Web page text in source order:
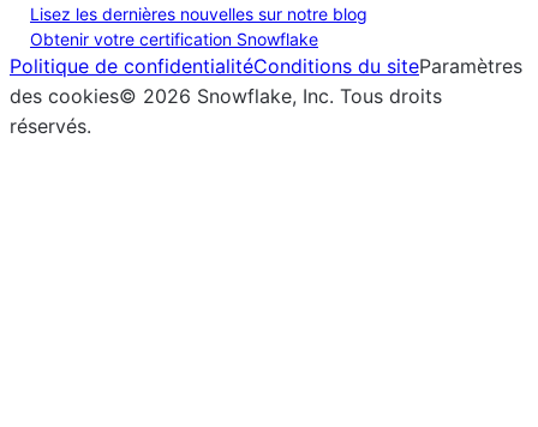
Lisez les dernières nouvelles sur notre blog
Obtenir votre certification Snowflake
Politique de confidentialitéConditions du siteParamètres
des cookies© 2026 Snowflake, Inc. Tous droits
réservés.